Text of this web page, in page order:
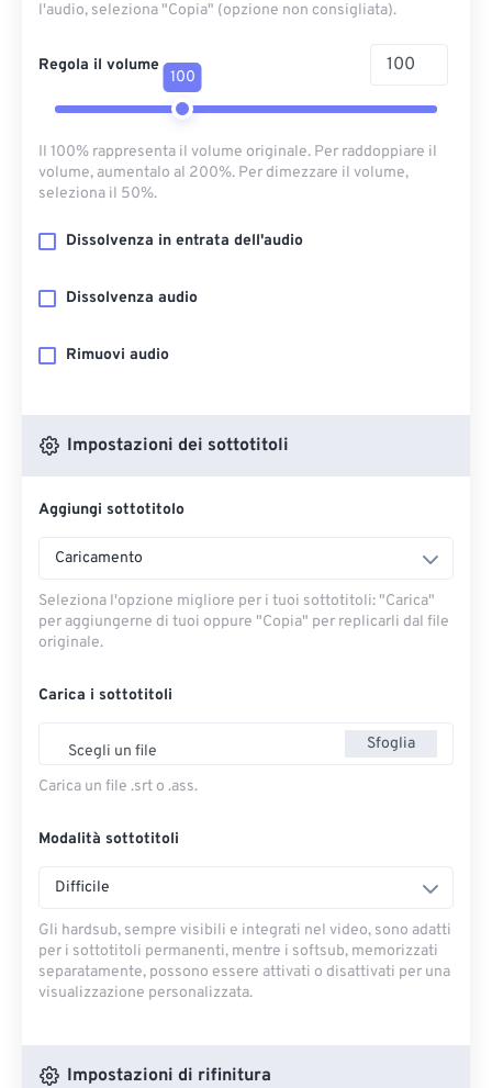
l'audio, seleziona "Copia" (opzione non consigliata).
Regola il volume
100
Il 100% rappresenta il volume originale. Per raddoppiare il
volume, aumentalo al 200%. Per dimezzare il volume,
seleziona il 50%.
Dissolvenza in entrata dell'audio
Dissolvenza audio
Rimuovi audio
Impostazioni dei sottotitoli
Aggiungi sottotitolo
Caricamento
Seleziona l'opzione migliore per i tuoi sottotitoli: "Carica" ​​
per aggiungerne di tuoi oppure "Copia" per replicarli dal file
originale.
Carica i sottotitoli
Scegli un file Sfoglia
Carica un file .srt o .ass.
Modalità sottotitoli
Difficile
Gli hardsub, sempre visibili e integrati nel video, sono adatti
per i sottotitoli permanenti, mentre i softsub, memorizzati
separatamente, possono essere attivati ​​o disattivati ​​per una
visualizzazione personalizzata.
Impostazioni di rifinitura